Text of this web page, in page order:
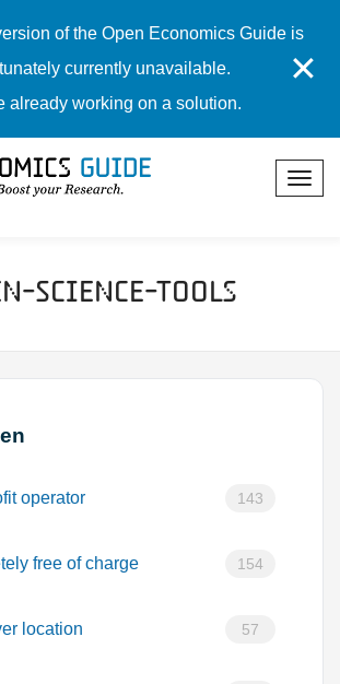
of the Open Economics Guide is
currently unavailable.
already working on a solution.
✕
Science-Tools
operator 143
free of charge 154
location 57